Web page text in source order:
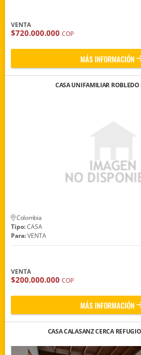
VENTA
$720.000.000 COP
MÁS INFORMACIÓN
CASA UNIFAMILIAR ROBLEDO
Colombia
Tipo:CASA
Para:VENTA
VENTA
$200.000.000 COP
MÁS INFORMACIÓN
CASA CALASANZ CERCA